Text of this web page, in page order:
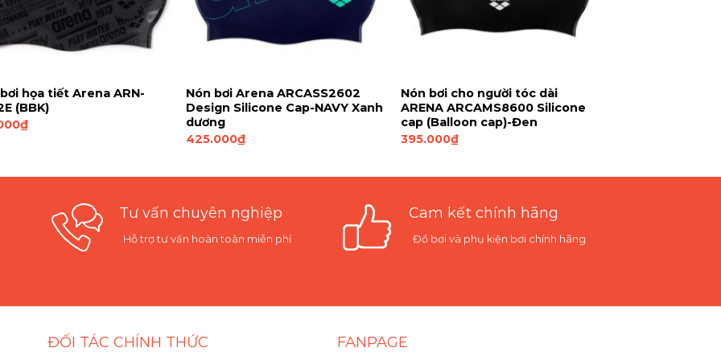
họa tiết Arena ARN-
(BBK)
₫
Nón bơi Arena ARCASS2602
Design Silicone Cap-NAVY Xanh
dương
425.000₫
Nón bơi cho người tóc dài
ARENA ARCAMS8600 Silicone
cap (Balloon cap)-Đen
395.000₫
Tư vấn chuyên nghiệp
Hỗ trợ tư vấn hoàn toàn miễn phí
Cam kết chính hãng
Đồ bơi và phụ kiện bơi chính hãng
ĐỐI TÁC CHÍNH THỨC FANPAGE